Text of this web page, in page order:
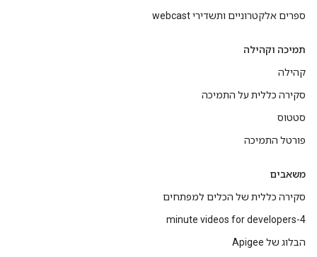
ספרים אלקטרוניים ותשדירי webcast
תמיכה וקהילה
קהילה
סקירה כללית על התמיכה
סטטוס
פורטל התמיכה
משאבים
סקירה כללית של הכלים למפתחים
4-minute videos for developers
הבלוג של Apigee